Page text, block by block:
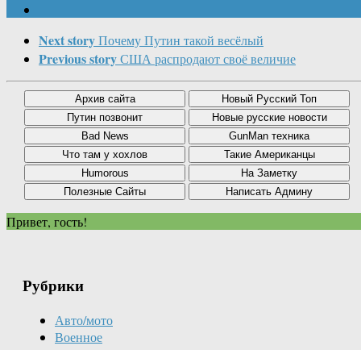
Next storyПочему Путин такой весёлый
Previous storyСША распродают своё величие
Привет, гость!
Рубрики
Авто/мото
Военное